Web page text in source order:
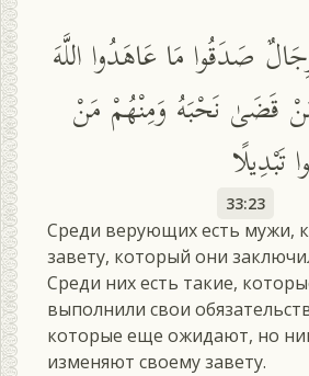
صَدَقُوا مَا عَاهَدُوا اللَّهَ
قَضَىٰ نَحْبَهُ وَمِنْهُمْ مَنْ
تَبْدِيلًا
33:23
Среди верующих есть мужи,
завету, который они
Среди них есть такие,
выполнили свои
которые еще ожидают, но
изменяют своему завету.